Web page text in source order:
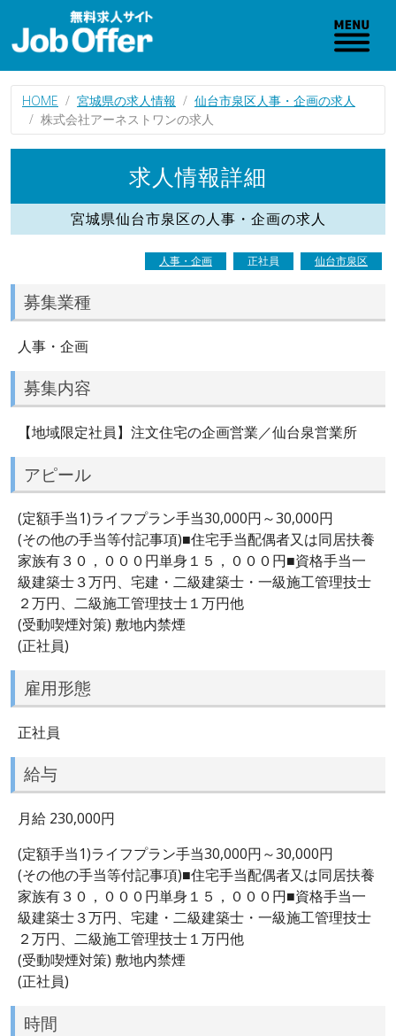
HOME 宮城県の求人情報
仙台市泉区人事・企画の求人
株式会社アーネストワンの求人
求人情報詳細
宮城県仙台市泉区の人事・企画の求人
人事・企画 正社員 仙台市泉区
募集業種
人事・企画
募集内容
【地域限定社員】注文住宅の企画営業／仙台泉営業所
アピール
(定額手当1)ライフプラン手当30,000円～30,000円
(その他の手当等付記事項)■住宅手当配偶者又は同居扶養
家族有３０，０００円単身１５，０００円■資格手当一
級建築士３万円、宅建・二級建築士・一級施工管理技士
２万円、二級施工管理技士１万円他
(受動喫煙対策) 敷地内禁煙
(正社員)
雇用形態
正社員
給与
月給 230,000円
(定額手当1)ライフプラン手当30,000円～30,000円
(その他の手当等付記事項)■住宅手当配偶者又は同居扶養
家族有３０，０００円単身１５，０００円■資格手当一
級建築士３万円、宅建・二級建築士・一級施工管理技士
２万円、二級施工管理技士１万円他
(受動喫煙対策) 敷地内禁煙
(正社員)
時間